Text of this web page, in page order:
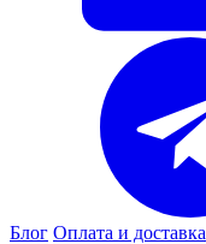
Блог Оплата и доставка